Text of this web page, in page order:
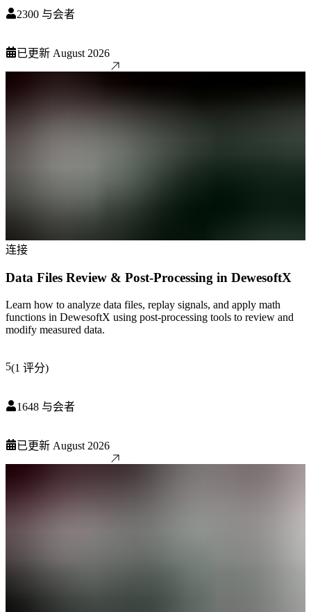
2300 与会者
已更新 August 2026
连接
Data Files Review & Post-Processing in DewesoftX
Learn how to analyze data files, replay signals, and apply math
functions in DewesoftX using post-processing tools to review and
modify measured data.
5(1 评分)
1648 与会者
已更新 August 2026